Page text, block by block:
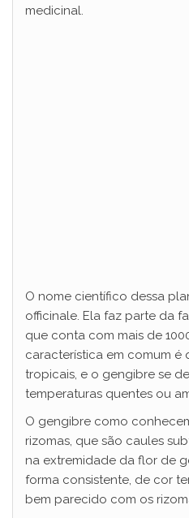
medicinal.
O nome científico dessa
officinale. Ela faz parte da
que conta com mais de
característica em comum é
tropicais, e o gengibre se
temperaturas quentes ou
O gengibre como
rizomas, que são caules
na extremidade da flor de
forma consistente, de cor
bem parecido com os